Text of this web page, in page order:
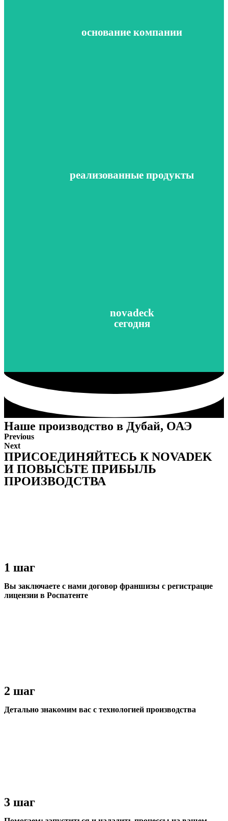
основание компании
реализованные продукты
novadeck
сегодня
novadeck
Наше производство в Дубай, ОАЭ
Previous
Next
ПРИСОЕДИНЯЙТЕСЬ К NOVADEK
И ПОВЫСЬТЕ ПРИБЫЛЬ
ПРОИЗВОДСТВА
1 шаг
Вы заключаете с нами договор франшизы с регистрацие
лицензии в Роспатенте
2 шаг
Детально знакомим вас с технологией производства
3 шаг